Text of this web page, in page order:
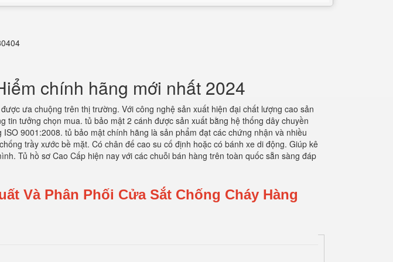
chính hãng mới nhất 2024
ưa chuộng trên thị trường. Với công nghệ sản xuất hiện đại chất lượng cao sản
tưởng chọn mua. tủ bảo mật 2 cánh được sản xuất bằng hệ thống dây chuyền
9001:2008. tủ bảo mật chính hãng là sản phẩm đạt các chứng nhận và nhiều
trầy xước bề mặt. Có chân đế cao su cố định hoặc có bánh xe di động. Giúp kê
Tủ hồ sơ Cao Cấp hiện nay với các chuỗi bán hàng trên toàn quốc sẵn sàng đáp
Và Phân Phối Cửa Sắt Chống Cháy Hàng